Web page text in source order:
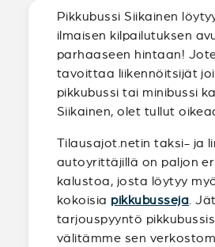
Pikkubussi Siikainen
ilmaisen kilpailutuksen
parhaaseen hintaan!
tavoittaa liikennöitsijät
pikkubussi tai minibussi
Siikainen, olet tullut
Tilausajot.netin taksi- ja
autoyrittäjillä on paljon
kalustoa, josta löytyy
kokoisia pikkubusseja .
tarjouspyyntö
välitämme sen